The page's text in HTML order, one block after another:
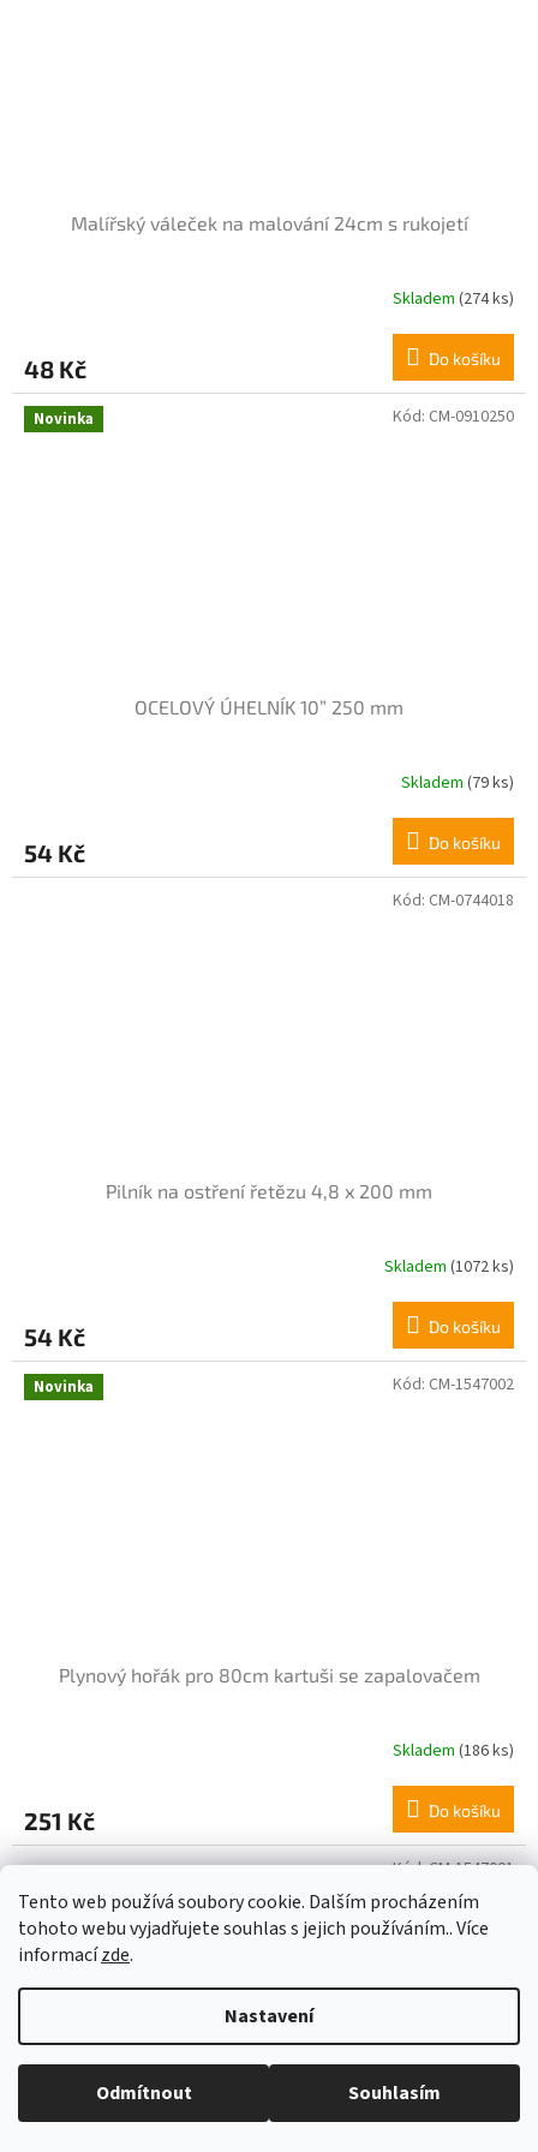
Tento web používá soubory cookie. Dalším procházením
tohoto webu vyjadřujete souhlas s jejich používáním.. Více
informacízde.
Nastavení
Odmítnout Souhlasím
Malířský váleček na malování 24cm s rukojetí
Skladem (274 ks)
48 Kč Do košíku
Novinka
OCELOVÝ ÚHELNÍK 10” 250 mm
Skladem (79 ks)
54 Kč Do košíku
Kód: CM-0910250
Pilník na ostření řetězu 4,8 x 200 mm
Skladem (1072 ks)
54 Kč Do košíku
Kód: CM-0744018
Novinka
Plynový hořák pro 80cm kartuši se zapalovačem
je
5,0
z
5
hvězdiček.
Skladem(186 ks)
251 Kč Do košíku
Kód: CM-1547002
Kód:CM-1547001